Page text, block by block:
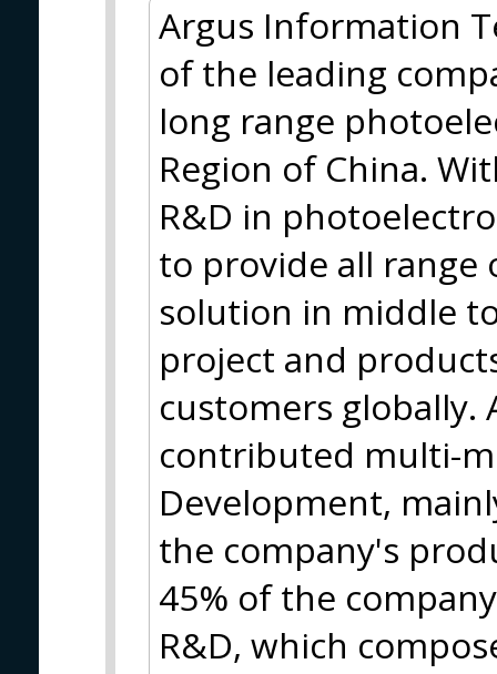
Argus Information
of the leading
long range
Region of China.
R&D in
to provide all range
solution in middle
project and
customers globally.
contributed multi-
Development,
the company's
45% of the
R&D, which